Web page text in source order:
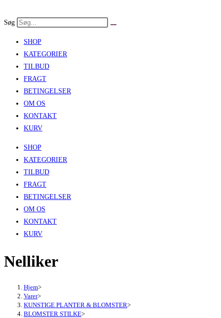
to
Søg
SHOP
KATEGORIER
TILBUD
FRAGT
BETINGELSER
OM OS
KONTAKT
KURV
SHOP
KATEGORIER
TILBUD
FRAGT
BETINGELSER
OM OS
KONTAKT
KURV
Nelliker
Hjem>
Varer>
KUNSTIGE PLANTER & BLOMSTER>
BLOMSTER STILKE>